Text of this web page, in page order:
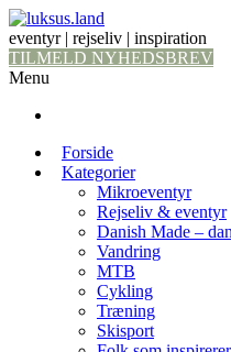
eventyr | rejseliv | inspiration
TILMELD NYHEDSBREV
Menu
Forside
Kategorier
Mikroeventyr
Rejseliv & eventyr
Danish Made –
Vandring
MTB
Cykling
Træning
Skisport